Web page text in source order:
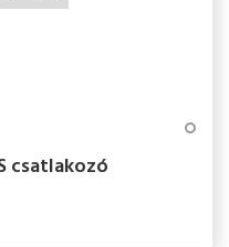
csatlakozó